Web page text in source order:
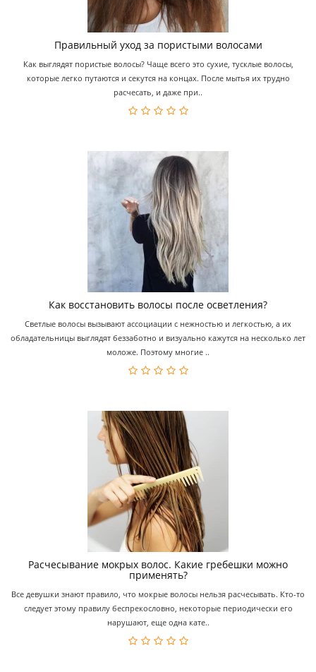
Правильный уход за пористыми волосами
Как выглядят пористые волосы? Чаще всего это сухие, тусклые волосы,
которые легко путаются и секутся на концах. После мытья их трудно
расчесать, и даже при..
Как восстановить волосы после осветления?
Светлые волосы вызывают ассоциации с нежностью и легкостью, а их
обладательницы выглядят беззаботно и визуально кажутся на несколько лет
моложе. Поэтому многие ..
Расчесывание мокрых волос. Какие гребешки можно
применять?
Все девушки знают правило, что мокрые волосы нельзя расчесывать. Кто-то
следует этому правилу беспрекословно, некоторые периодически его
нарушают, еще одна кате..